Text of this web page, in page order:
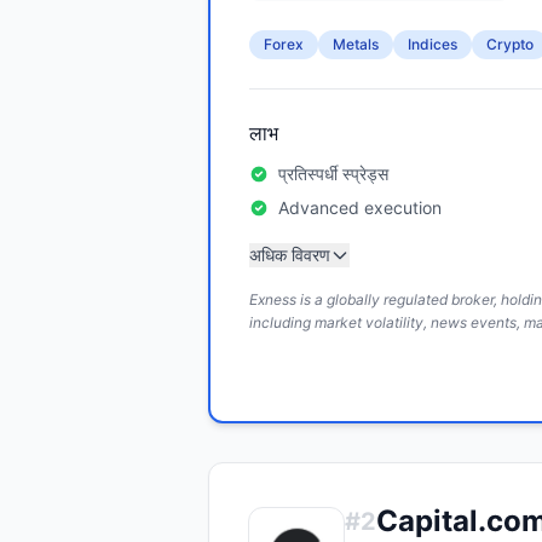
Forex Metals Indices Crypto
लाभ
प्रतिस्पर्धी स्प्रेड्स
Advanced execution
अधिक विवरण
Exness is a globally regulated broker,
including market volatility, news events,
#2